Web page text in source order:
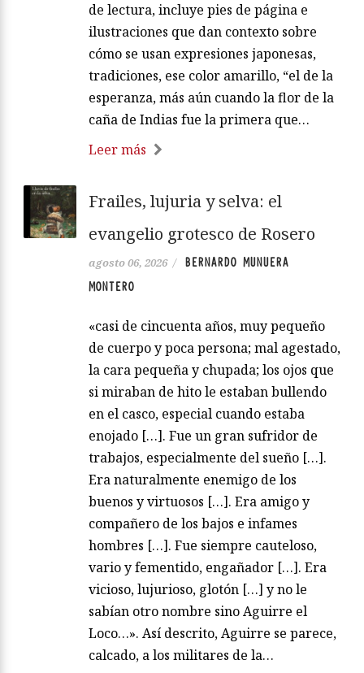
de lectura, incluye pies de página e
ilustraciones que dan contexto sobre
cómo se usan expresiones japonesas,
tradiciones, ese color amarillo, “el de la
esperanza, más aún cuando la flor de la
caña de Indias fue la primera que…
Leer más
Frailes, lujuria y selva: el
evangelio grotesco de Rosero
agosto 06, 2026 /
BERNARDO MUNUERA
MONTERO
«casi de cincuenta años, muy pequeño
de cuerpo y poca persona; mal agestado,
la cara pequeña y chupada; los ojos que
si miraban de hito le estaban bullendo
en el casco, especial cuando estaba
enojado […]. Fue un gran sufridor de
trabajos, especialmente del sueño […].
Era naturalmente enemigo de los
buenos y virtuosos […]. Era amigo y
compañero de los bajos e infames
hombres […]. Fue siempre cauteloso,
vario y fementido, engañador […]. Era
vicioso, lujurioso, glotón […] y no le
sabían otro nombre sino Aguirre el
Loco…». Así descrito, Aguirre se parece,
calcado, a los militares de la…